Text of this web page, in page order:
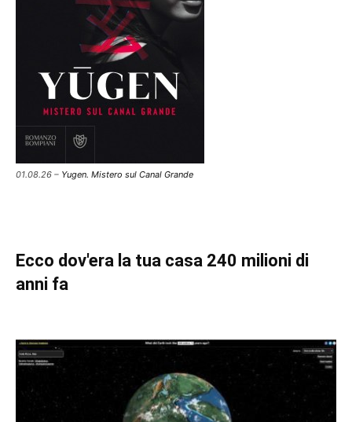
01.08.26 – Yugen. Mistero sul Canal Grande
Ecco dov'era la tua casa 240 milioni di
anni fa